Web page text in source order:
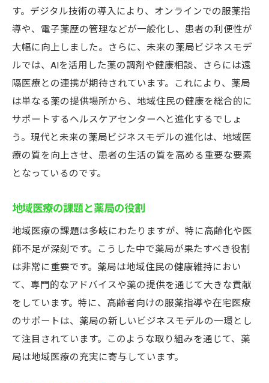
薬局経営の現状と課題
人材不足に対する取り組み
経営効率化のための戦略
顧客サービス向上へのアプローチ
デジタル技術の導入と普及
持続可能な薬局経営のための施策
次世代の薬局ビジネスモデル
新たな連携の形：コミュニティ薬局
未来の薬局に求められる役割
地域医療を支える薬局の挑戦
薬局と地域医療の未来図
薬局業務の改善と効率化がもたらす地域医療の
質向上
業務改善で実現する質の高い医療
す。デジタル技術の導入により、オンラインでの服薬指
導や、電子薬歴の管理などが一般化し、患者の利便性が
大幅に向上しました。さらに、未来の薬局ビジネスモデ
ルでは、AIを活用した薬の調剤や健康相談、さらには遠
隔医療との連携が期待されています。これにより、薬局
は単なる薬の提供場所から、地域住民の健康を総合的に
サポートするヘルスケアセンターへと進化するでしょ
う。現代と未来の薬局ビジネスモデルの進化は、地域医
療の質を向上させ、患者の生活の質を高める重要な要素
となっているのです。
地域医療の課題と薬局の役割
地域医療の課題は多岐にわたりますが、特に高齢化や医
師不足が深刻です。こうした中で薬局が果たすべき役割
は非常に重要です。薬局は地域住民の健康維持におい
て、専門的なアドバイスや薬の提供を通じて大きな貢献
をしています。特に、高齢者向けの服薬指導や在宅医療
のサポートは、薬局の新しいビジネスモデルの一環とし
て注目されています。このような取り組みを通じて、薬
局は地域医療の充実に寄与しています。